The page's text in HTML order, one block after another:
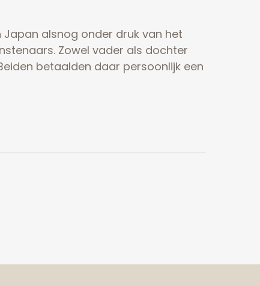
alsnog onder druk van het
Zowel vader als dochter
betaalden daar persoonlijk een